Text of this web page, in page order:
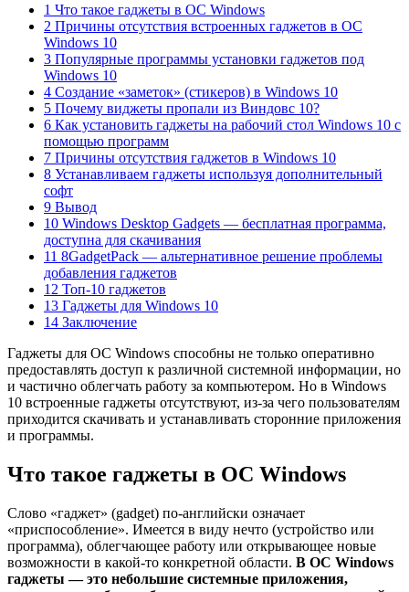
1 Что такое гаджеты в ОС Windows
2 Причины отсутствия встроенных гаджетов в ОС
Windows 10
3 Популярные программы установки гаджетов под
Windows 10
4 Создание «заметок» (стикеров) в Windows 10
5 Почему виджеты пропали из Виндовс 10?
6 Как установить гаджеты на рабочий стол Windows 10 с
помощью программ
7 Причины отсутствия гаджетов в Windows 10
8 Устанавливаем гаджеты используя дополнительный
софт
9 Вывод
10 Windows Desktop Gadgets — бесплатная программа,
доступна для скачивания
11 8GadgetPack — альтернативное решение проблемы
добавления гаджетов
12 Топ-10 гаджетов
13 Гаджеты для Windows 10
14 Заключение
Гаджеты для ОС Windows способны не только оперативно
предоставлять доступ к различной системной информации, но
и частично облегчать работу за компьютером. Но в Windows
10 встроенные гаджеты отсутствуют, из-за чего пользователям
приходится скачивать и устанавливать сторонние приложения
и программы.
Что такое гаджеты в ОС Windows
Слово «гаджет» (gadget) по-английски означает
«приспособление». Имеется в виду нечто (устройство или
программа), облегчающее работу или открывающее новые
возможности в какой-то конкретной области. В ОС Windows
гаджеты — это небольшие системные приложения,